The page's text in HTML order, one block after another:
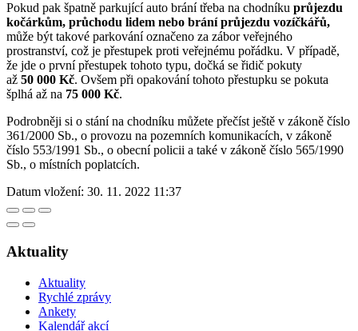
Pokud pak špatně parkující auto brání třeba na chodníku průjezdu
kočárkům, průchodu lidem nebo brání průjezdu vozíčkářů,
může být takové parkování označeno za zábor veřejného
prostranství, což je přestupek proti veřejnému pořádku. V případě,
že jde o první přestupek tohoto typu, dočká se řidič pokuty
až 50 000 Kč. Ovšem při opakování tohoto přestupku se pokuta
šplhá až na 75 000 Kč.
Podrobněji si o stání na chodníku můžete přečíst ještě v zákoně číslo
361/2000 Sb., o provozu na pozemních komunikacích, v zákoně
číslo 553/1991 Sb., o obecní policii a také v zákoně číslo 565/1990
Sb., o místních poplatcích.
Datum vložení: 30. 11. 2022 11:37
Aktuality
Aktuality
Rychlé zprávy
Ankety
Kalendář akcí